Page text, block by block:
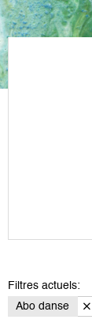
Filtres actuels:
Abo danse